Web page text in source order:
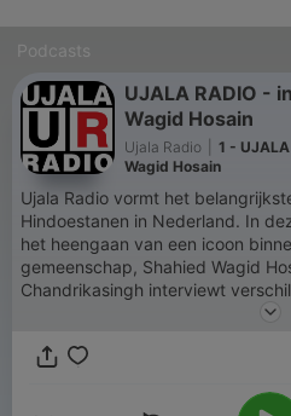
Podcasts
UJALA RADIO -
Wagid Hosain
Ujala Radio
1 -
Wagid Hosain
Ujala Radio vormt het
Hindoestanen in Nederland. In
het heengaan van een icoon
gemeenschap, Shahied Wagid
Chandrikasingh interviewt
Hindoestaanse muziek scène